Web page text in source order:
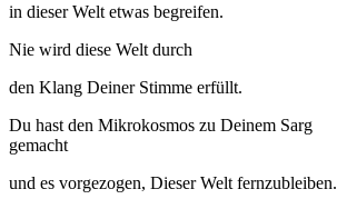
in dieser Welt etwas begreifen.
Nie wird diese Welt durch
den Klang Deiner Stimme erfüllt.
Du hast den Mikrokosmos zu Deinem Sarg
gemacht
und es vorgezogen, Dieser Welt fernzubleiben.